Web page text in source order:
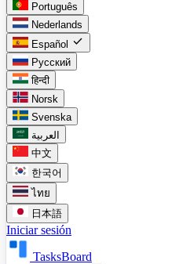
Português
Nederlands
Español check
Русский
हिन्दी
Norsk
Svenska
العربية
中文
한국어
ไทย
日本語
Iniciar sesión
TasksBoard